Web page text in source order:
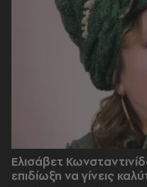
Ελισάβετ
επιδίωξη να γίνεις